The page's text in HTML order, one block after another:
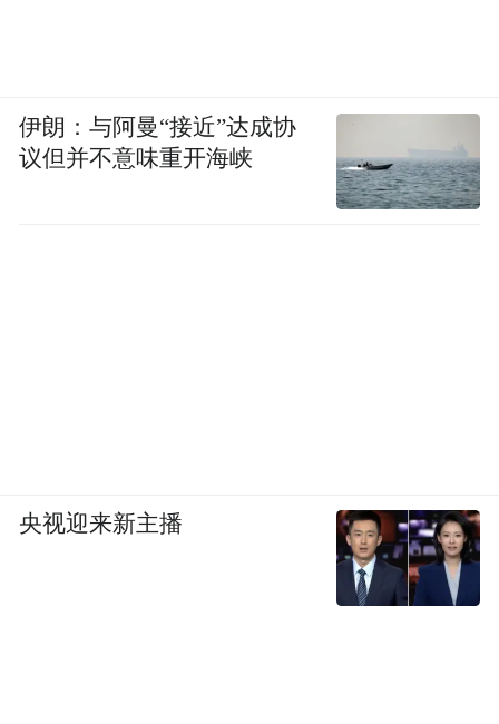
伊朗：与阿曼“接近”达成协
议但并不意味重开海峡
央视迎来新主播